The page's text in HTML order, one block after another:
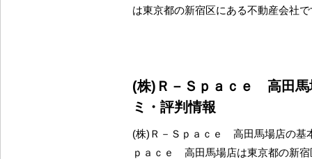
は東京都の新宿区にある不動産会社
(株)Ｒ－Ｓｐａｃｅ 高田馬
ミ・評判情報
(株)Ｒ－Ｓｐａｃｅ 高田馬場店の基
ｐａｃｅ 高田馬場店は東京都の新宿